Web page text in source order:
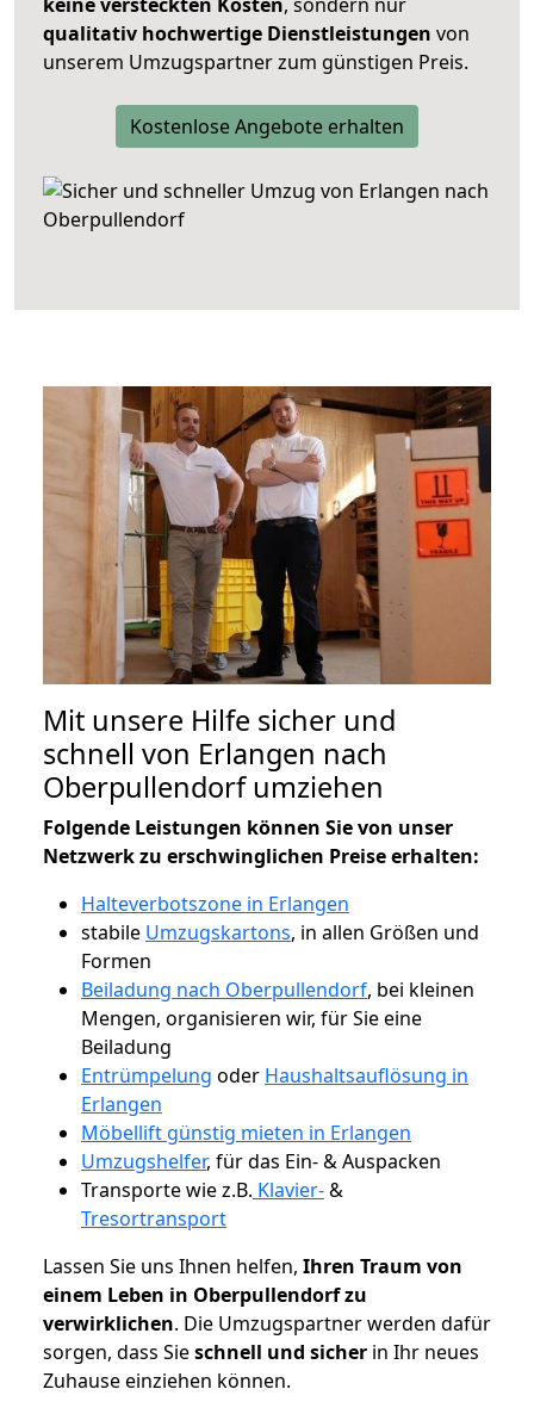
qualitativ hochwertige Dienstleistungen von
unserem Umzugspartner zum günstigen Preis.
Kostenlose Angebote erhalten
Mit unsere Hilfe sicher und
schnell von Erlangen nach
Oberpullendorf umziehen
Folgende Leistungen können Sie von unser
Netzwerk zu erschwinglichen Preise erhalten:
Halteverbotszone in Erlangen
stabile Umzugskartons, in allen Größen und
Formen
Beiladung nach Oberpullendorf, bei kleinen
Mengen, organisieren wir, für Sie eine
Beiladung
Entrümpelung oder Haushaltsauflösung in
Erlangen
Möbellift günstig mieten in Erlangen
Umzugshelfer, für das Ein- & Auspacken
Transporte wie z.B. Klavier-&
Tresortransport
Lassen Sie uns Ihnen helfen, Ihren Traum von
einem Leben in Oberpullendorf zu
verwirklichen. Die Umzugspartner werden dafür
sorgen, dass Sieschnell und sicher in Ihr neues
Zuhause einziehen können.